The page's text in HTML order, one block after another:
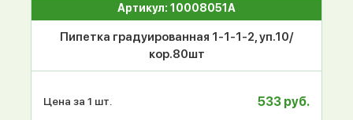
Артикул: 10008051А
Пипетка градуированная 1-1-1-2, уп.10/
кор.80шт
Цена за 1 шт. 533 руб.